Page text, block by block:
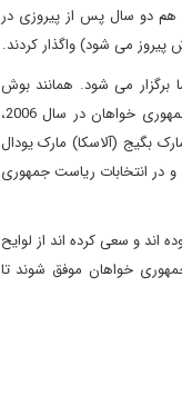
آن هم دو سال پس از پیروزی در
اوباما برگزار می شود. همانند بوش
محبوبیت اوباما هم در سطح ملی پایین است (براساس نظرسنجی روزانه ی گالوپ، محبوبیت وی 41 درصد می باشد) همانند جمهوری خواهان در سال 2006،
بگیج (آلاسکا) مارک یودال
و در انتخابات ریاست جمهوری
ایالت ها بوده اند و سعی کرده اند از لوایح
خواهان موفق شوند تا